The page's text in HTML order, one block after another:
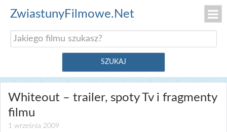
ZwiastunyFilmowe.Net
Whiteout – trailer, spoty Tv i fragmenty
filmu
1 września 2009